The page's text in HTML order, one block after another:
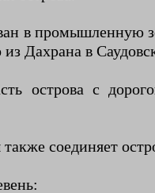
в промышленную
из Дахрана в
острова с
соединяет